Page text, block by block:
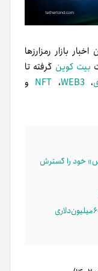
بازار رمزارزها
بیت کوین گرفته تا
، NFT ،WEB3
و
خود را گسترش
اصلاح ۳درصدی قیمت بیت‌کوین با خروج ۶۰۰میلیون‌دلاری